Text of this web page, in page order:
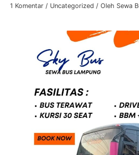
1 Komentar / Uncategorized / Oleh Sewa